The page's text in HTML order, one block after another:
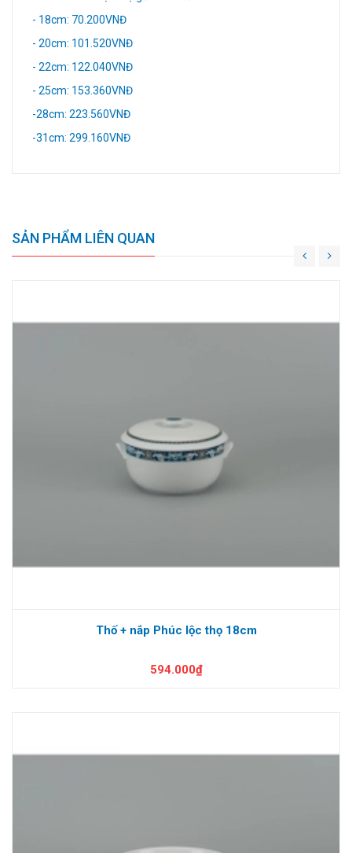
- 18cm: 70.200VNĐ
- 20cm: 101.520VNĐ
- 22cm: 122.040VNĐ
- 25cm: 153.360VNĐ
-28cm: 223.560VNĐ
-31cm: 299.160VNĐ
SẢN PHẨM LIÊN QUAN
Thố + nắp Phúc lộc thọ 18cm
594.000₫